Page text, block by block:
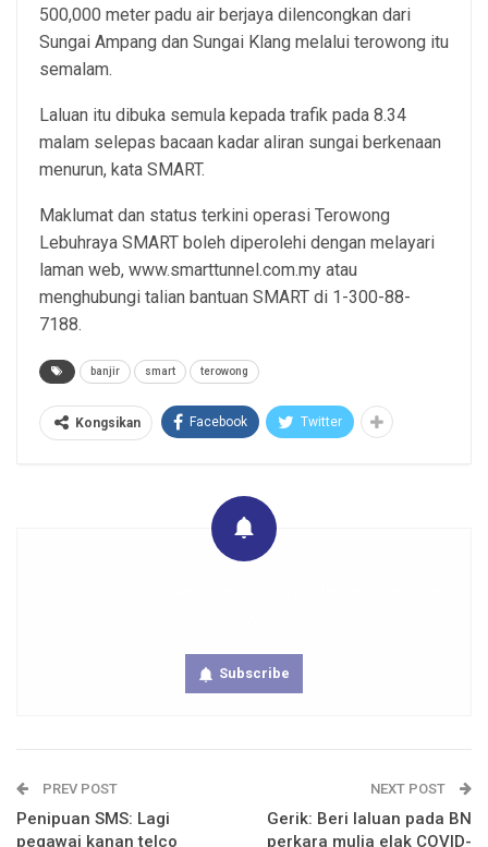
500,000 meter padu air berjaya dilencongkan dari
Sungai Ampang dan Sungai Klang melalui terowong itu
semalam.
Laluan itu dibuka semula kepada trafik pada 8.34
malam selepas bacaan kadar aliran sungai berkenaan
menurun, kata SMART.
Maklumat dan status terkini operasi Terowong
Lebuhraya SMART boleh diperolehi dengan melayari
laman web, www.smarttunnel.com.my atau
menghubungi talian bantuan SMART di 1-300-88-
7188.
banjir smart terowong
Kongsikan Facebook Twitter
Subscribe
PREV POST
Penipuan SMS: Lagi
pegawai kanan telco
NEXT POST
Gerik: Beri laluan pada BN
perkara mulia elak COVID-